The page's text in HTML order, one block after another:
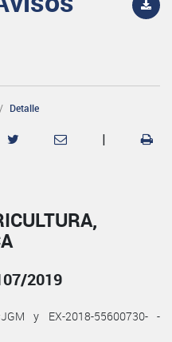
Detalle
|
2019
y EX-2018-55600730- -